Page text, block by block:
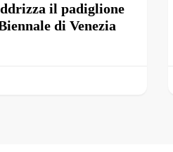
il padiglione
di Venezia